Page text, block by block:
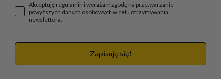
Akceptuję regulamin i wyrażam zgodę na przetwarzanie
powyższych danych osobowych w celu otrzymywania
newslettera.
Zapisuję się!